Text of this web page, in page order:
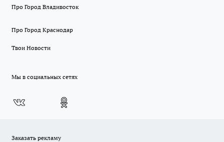
Про Город Владивосток
Про Город Краснодар
Твои Новости
Мы в социальных сетях
Заказать рекламу